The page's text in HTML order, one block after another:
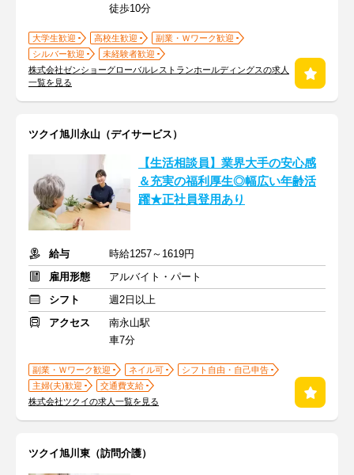
徒歩10分
大学生歓迎 高校生歓迎
副業・Ｗワーク歓迎
シルバー歓迎
未経験者歓迎
株式会社ゼンショーグローバルレストランホールディングスの求人
一覧を見る
ツクイ旭川永山（デイサービス）
【生活相談員】業界大手の安心感
＆充実の福利厚生◎幅広い年齢活
躍★正社員登用あり
給与
時給1257～1619円
雇用形態
アルバイト・パート
シフト
週2日以上
アクセス
南永山駅
車7分
副業・Ｗワーク歓迎 ネイル可
シフト自由・自己申告
主婦(夫)歓迎
交通費支給
株式会社ツクイの求人一覧を見る
ツクイ旭川東（訪問介護）